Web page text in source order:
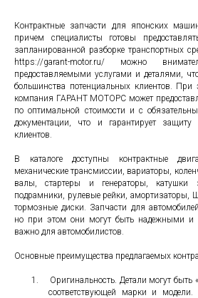
Контрактные запчасти для японских
причем специалисты готовы
запланированной разборке транспортных
https://garant-motor.ru/ можно
предоставляемыми услугами и деталями,
большинства потенциальных клиентов. При
компания ГАРАНТ МОТОРС может
по оптимальной стоимости и с
документации, что и гарантирует защиту
клиентов.
В каталоге доступны контрактные
механические трансмиссии, вариаторы,
валы, стартеры и генераторы, катушки
подрамники, рулевые рейки, амортизаторы,
тормозные диски. Запчасти для
но при этом они могут быть надежными и
важно для автомобилистов.
Основные преимущества предлагаемых
1.
Оригинальность. Детали могут
соответствующей марки и